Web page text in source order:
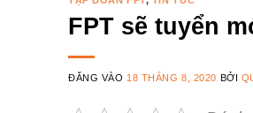
FPT sẽ tuyển
ĐĂNG VÀO 18 THÁNG 8, 2020 BỞI